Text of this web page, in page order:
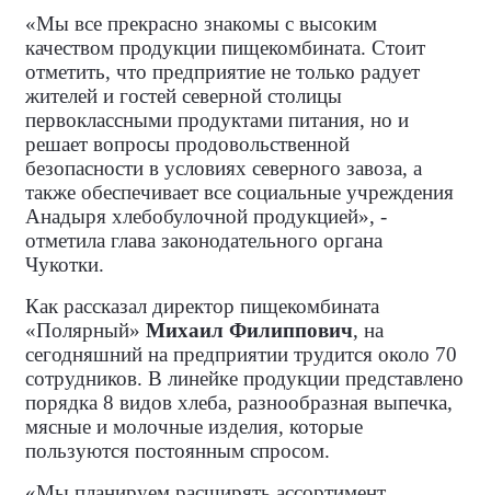
«Мы все прекрасно знакомы с высоким
качеством продукции пищекомбината. Стоит
отметить, что предприятие не только радует
жителей и гостей северной столицы
первоклассными продуктами питания, но и
решает вопросы продовольственной
безопасности в условиях северного завоза, а
также обеспечивает все социальные учреждения
Анадыря хлебобулочной продукцией», -
отметила глава законодательного органа
Чукотки.
Как рассказал директор пищекомбината
«Полярный» Михаил Филиппович, на
сегодняшний на предприятии трудится около 70
сотрудников. В линейке продукции представлено
порядка 8 видов хлеба, разнообразная выпечка,
мясные и молочные изделия, которые
пользуются постоянным спросом.